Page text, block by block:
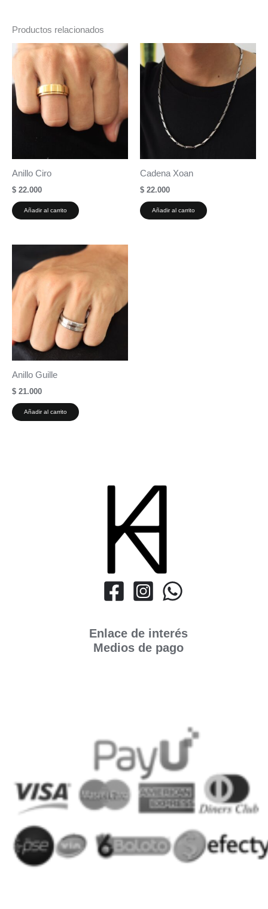
Productos relacionados
Anillo Ciro
$ 22.000
Añadir al carrito
Cadena Xoan
$ 22.000
Añadir al carrito
Anillo Guille
$ 21.000
Añadir al carrito
Enlace de interés
Medios de pago